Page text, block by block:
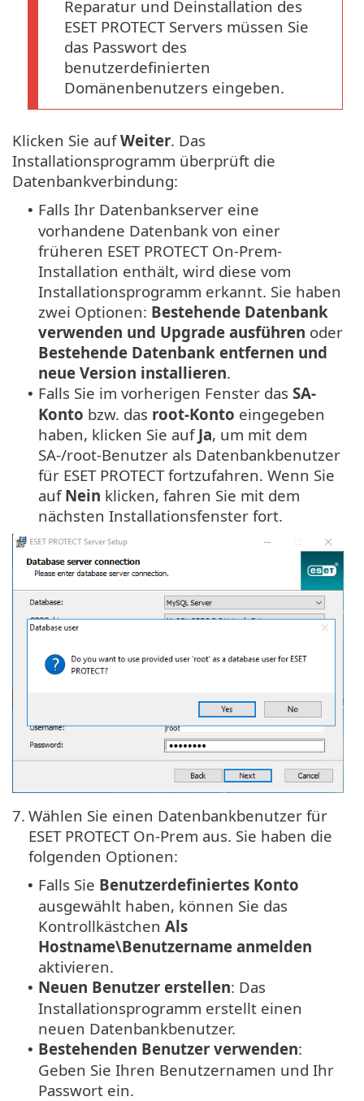
Reparatur und Deinstallation des
ESET PROTECT Servers müssen Sie
das Passwort des
benutzerdefinierten
Domänenbenutzers eingeben.
Klicken Sie aufWeiter. Das
Installationsprogramm überprüft die
Datenbankverbindung:
• Falls Ihr Datenbankserver eine
vorhandene Datenbank von einer
früheren ESET PROTECT On-Prem-
Installation enthält, wird diese vom
Installationsprogramm erkannt. Sie haben
zwei Optionen: Bestehende Datenbank
verwenden und Upgrade ausführen oder
Bestehende Datenbank entfernen und
neue Version installieren.
• Falls Sie im vorherigen Fenster das SA-
Konto bzw. das root-Konto eingegeben
haben, klicken Sie auf Ja, um mit dem
SA-/root-Benutzer als Datenbankbenutzer
für ESET PROTECT fortzufahren. Wenn Sie
auf Nein klicken, fahren Sie mit dem
nächsten Installationsfenster fort.
7. Wählen Sie einen Datenbankbenutzer für
ESET PROTECT On-Prem aus. Sie haben die
folgenden Optionen:
• Falls Sie Benutzerdefiniertes Konto
ausgewählt haben, können Sie das
Kontrollkästchen Als
Hostname\Benutzername anmelden
aktivieren.
• Neuen Benutzer erstellen: Das
Installationsprogramm erstellt einen
neuen Datenbankbenutzer.
• Bestehenden Benutzer verwenden:
Geben Sie Ihren Benutzernamen und Ihr
Passwort ein.